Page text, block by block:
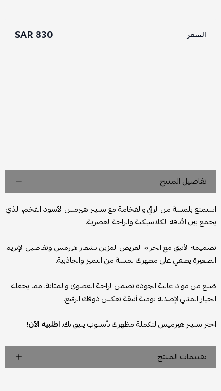
السعر 830 SAR
تفاصيل المنتج
استمتع بلمسة من الرقي والفخامة مع سليبر هيرمس الأسود الفخم، الذي
يجمع بين الأناقة الكلاسيكية والراحة العصرية.
تصميمه الأنيق مع الحزام العريض المزين بشعار هيرمس وتفاصيل الإبزيم
الصغيرة يضفي على مظهرك لمسة من التميز والجاذبية.
صُنع من مواد عالية الجودة تضمن الراحة القصوى والمتانة، مما يجعله
الخيار المثالي لإطلالة يومية أنيقة تعكس ذوقك الرفيع.
اختر سليبر هيرميس لتكملة مظهرك بأسلوب يليق بك.اطلبيه الآن!
تقييمات المنتج